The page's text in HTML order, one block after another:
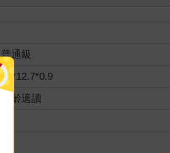
普通級
18*12.7*0.9
全齡適讀